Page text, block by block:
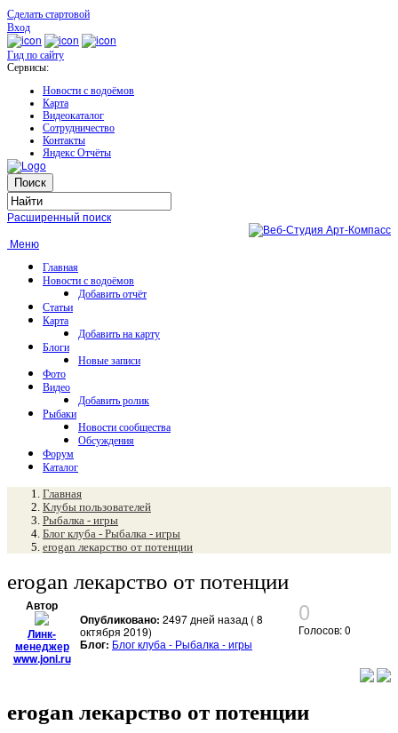
Сделать стартовой
Вход
Гид по сайту
Сервисы:
Новости с водоёмов
Карта
Видеокаталог
Сотрудничество
Контакты
Яндекс Отчёты
Расширенный поиск
Меню
Главная
Новости с водоёмов
Добавить отчёт
Статьи
Карта
Добавить на карту
Блоги
Новые записи
Фото
Видео
Добавить ролик
Рыбаки
Новости сообщества
Обсуждения
Форум
Каталог
Главная
Клубы пользователей
Рыбалка - игры
Блог клуба - Рыбалка - игры
erogan лекарство от потенции
erogan лекарство от потенции
Автор
Линк-
менеджер
www.joni.ru
Опубликовано: 2497 дней назад ( 8
октября 2019)
Блог: Блог клуба - Рыбалка - игры
0
Голосов: 0
erogan лекарство от потенции